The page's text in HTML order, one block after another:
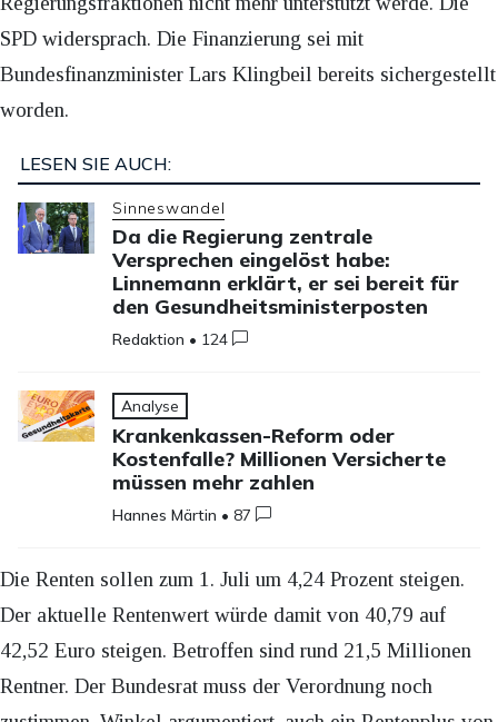
SPD widersprach. Die Finanzierung sei mit
Bundesfinanzminister Lars Klingbeil bereits sichergestellt
worden.
LESEN SIE AUCH:
Sinneswandel
Da die Regierung zentrale
Versprechen eingelöst habe:
Linnemann erklärt, er sei bereit für
den Gesundheitsministerposten
Redaktion • 124
Analyse
Krankenkassen-Reform oder
Kostenfalle? Millionen Versicherte
müssen mehr zahlen
Hannes Märtin • 87
Die Renten sollen zum 1. Juli um 4,24 Prozent steigen.
Der aktuelle Rentenwert würde damit von 40,79 auf
42,52 Euro steigen. Betroffen sind rund 21,5 Millionen
Rentner. Der Bundesrat muss der Verordnung noch